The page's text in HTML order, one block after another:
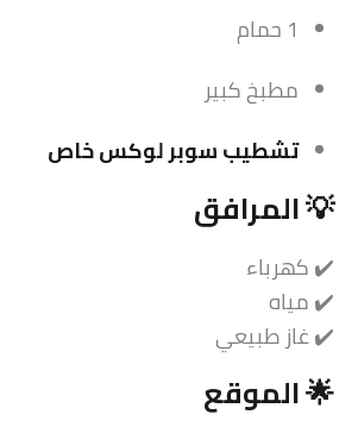
1 حمام
مطبخ كبير
تشطيبسوبر لوكس خاص
💡 المرافق
✔️ كهرباء
✔️ مياه
✔️ غاز طبيعي
🌟 الموقع